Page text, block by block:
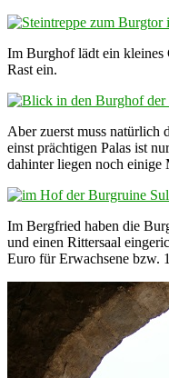
Im Burghof lädt ein kleines
Rast ein.
Aber zuerst muss natürlich
einst prächtigen Palas ist
dahinter liegen noch einige
Im Bergfried haben die
und einen Rittersaal
Euro für Erwachsene bzw.